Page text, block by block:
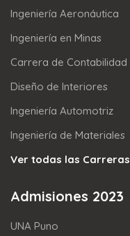
Ingeniería Aeronáutica
Ingeniería en Minas
Carrera de Contabilidad
Diseño de Interiores
Ingeniería Automotriz
Ingeniería de Materiales
Ver todas las Carreras
Admisiones 2023
UNA Puno